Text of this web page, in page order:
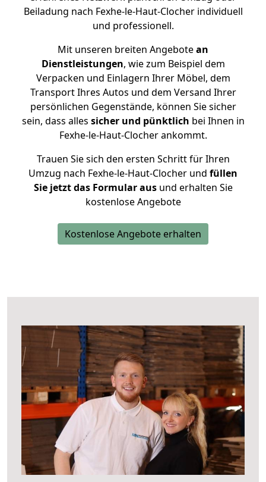
Beiladung nach Fexhe-le-Haut-Clocher individuell
und professionell.
Mit unseren breiten Angebotean
Dienstleistungen, wie zum Beispiel dem
Verpacken und Einlagern Ihrer Möbel, dem
Transport Ihres Autos und dem Versand Ihrer
persönlichen Gegenstände, können Sie sicher
sein, dass alles sicher und pünktlich bei Ihnen in
Fexhe-le-Haut-Clocher ankommt.
Trauen Sie sich den ersten Schritt für Ihren
Umzug nach Fexhe-le-Haut-Clocher und füllen
Sie jetzt das Formular ausund erhalten Sie
kostenlose Angebote
Kostenlose Angebote erhalten